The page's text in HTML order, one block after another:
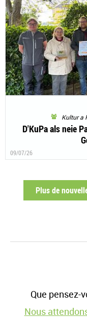
Kultur a
D'KuPa als neie
09/07/26
Plus de
Que pensez-
Nous